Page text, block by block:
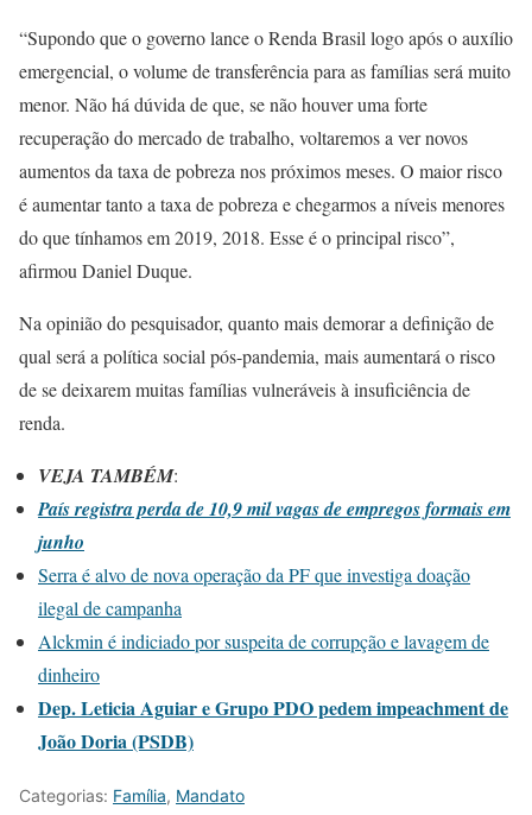
“Supondo que o governo lance o Renda Brasil logo após o auxílio
emergencial, o volume de transferência para as famílias será muito
menor. Não há dúvida de que, se não houver uma forte
recuperação do mercado de trabalho, voltaremos a ver novos
aumentos da taxa de pobreza nos próximos meses. O maior risco
é aumentar tanto a taxa de pobreza e chegarmos a níveis menores
do que tínhamos em 2019, 2018. Esse é o principal risco”,
afirmou Daniel Duque.
Na opinião do pesquisador, quanto mais demorar a definição de
qual será a política social pós-pandemia, mais aumentará o risco
de se deixarem muitas famílias vulneráveis à insuficiência de
renda.
VEJA TAMBÉM:
País registra perda de 10,9 mil vagas de empregos formais em
junho
Serra é alvo de nova operação da PF que investiga doação
ilegal de campanha
Alckmin é indiciado por suspeita de corrupção e lavagem de
dinheiro
Dep. Leticia Aguiar e Grupo PDO pedem impeachment de
João Doria (PSDB)
Categorias: Família, Mandato